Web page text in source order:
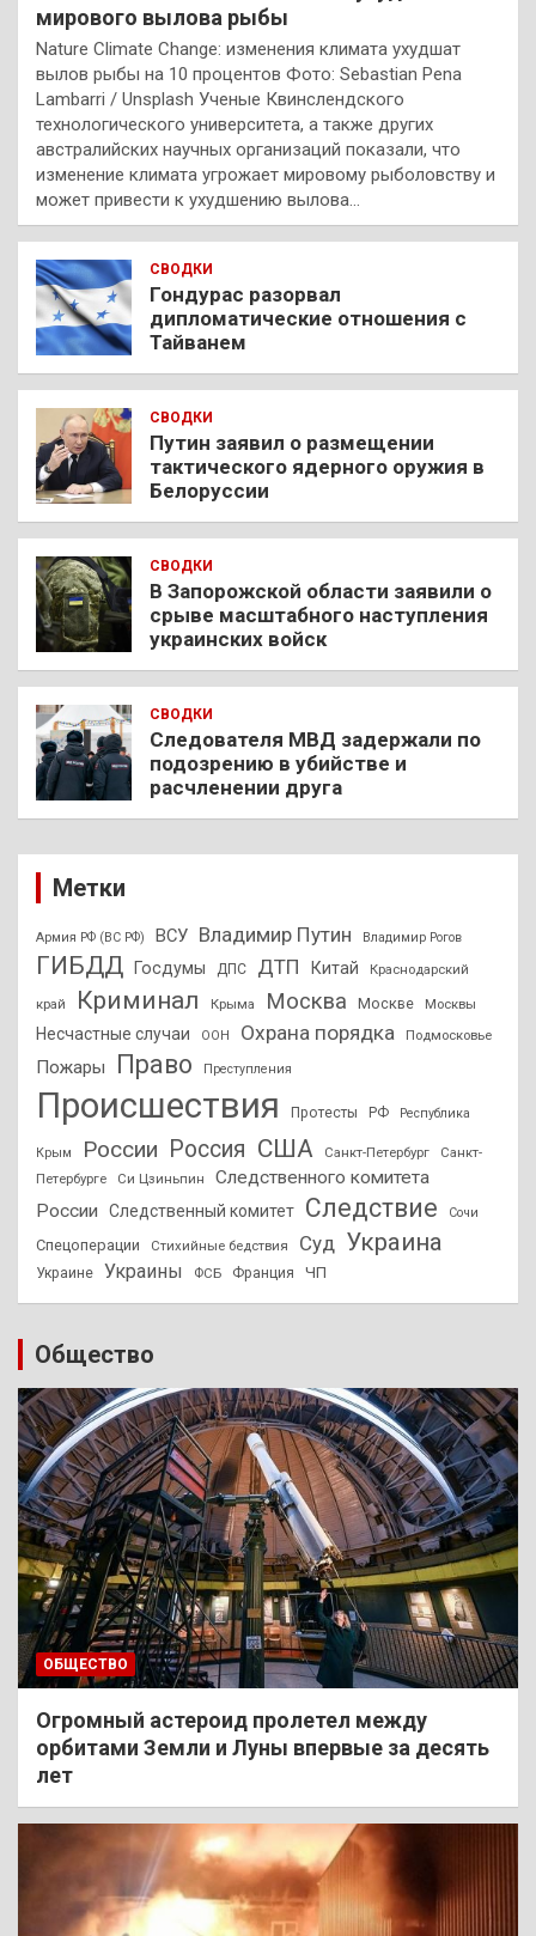
мирового вылова рыбы
Nature Climate Change: изменения климата ухудшат
вылов рыбы на 10 процентов Фото: Sebastian Pena
Lambarri / Unsplash Ученые Квинслендского
технологического университета, а также других
австралийских научных организаций показали, что
изменение климата угрожает мировому рыболовству и
может привести к ухудшению вылова…
СВОДКИ
Гондурас разорвал
дипломатические отношения с
Тайванем
СВОДКИ
Путин заявил о размещении
тактического ядерного оружия в
Белоруссии
СВОДКИ
В Запорожской области заявили о
срыве масштабного наступления
украинских войск
СВОДКИ
Следователя МВД задержали по
подозрению в убийстве и
расчленении друга
Метки
Армия РФ (ВС РФ) ВСУ Владимир Путин Владимир Рогов
ГИБДД Госдумы ДПС ДТП Китай Краснодарский
край Криминал Крыма Москва Москве Москвы
Несчастные случаи ООН Охрана порядка Подмосковье
Пожары Право Преступления
Происшествия Протесты РФ Республика
Крым России Россия США Санкт-Петербург
Санкт-
Петербурге
Си Цзиньпин
Следственного комитета
России
Следственный комитет Следствие Сочи
Спецоперации Стихийные бедствия Суд Украина
Украине Украины ФСБ Франция ЧП
Общество
ОБЩЕСТВО
Огромный астероид пролетел между
орбитами Земли и Луны впервые за десять
лет